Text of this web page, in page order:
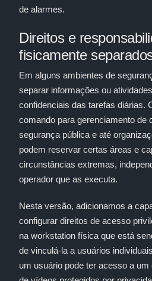
de alarmes.
Direitos e
fisicamente
Em alguns ambientes de
separar informações ou
confidenciais das tarefas diárias.
comando para gerenciamento de
segurança pública e até
podem reservar certas áreas e
circunstâncias extremas,
operador que as executa.
Nesta versão, adicionamos a
configurar direitos de acesso
na workstation física que está
de vinculá-la a usuários
um usuário pode ter acesso a um